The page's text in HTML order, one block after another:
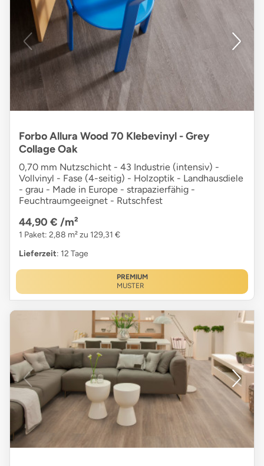
Forbo Allura Wood 70 Klebevinyl - Grey
Collage Oak
0,70 mm Nutzschicht - 43 Industrie (intensiv) -
Vollvinyl - Fase (4-seitig) - Holzoptik - Landhausdiele
- grau - Made in Europe - strapazierfähig -
Feuchtraumgeeignet - Rutschfest
44,90 € /m²
1 Paket: 2,88 m² zu 129,31 €
Lieferzeit: 12 Tage
PREMIUM
MUSTER